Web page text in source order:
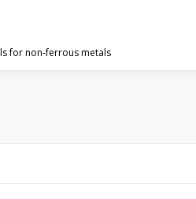
for non-ferrous metals